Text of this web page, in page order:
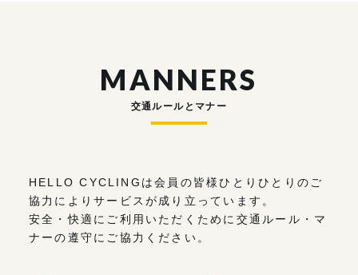
MANNERS
交通ルールとマナー
HELLO CYCLINGは会員の皆様ひとりひとりのご
協力によりサービスが成り立っています。
安全・快適にご利用いただくために交通ルール・マ
ナーの遵守にご協力ください。